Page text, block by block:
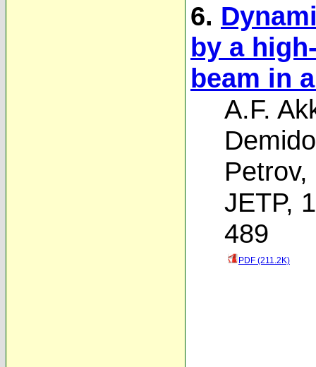
6.
by a
beam in
A.F.
Petrov,
JETP,
489
PDF (211.2K)